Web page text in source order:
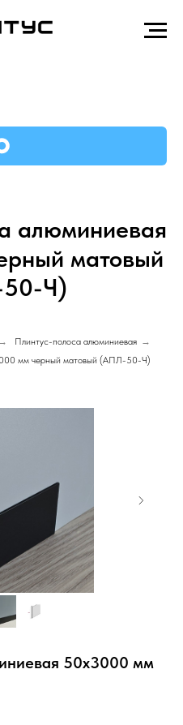
алюминиевая
матовый
Ч)
→ Плинтус-полоса алюминиевая →
мм черный матовый (АПЛ-50-Ч)
50х3000 мм